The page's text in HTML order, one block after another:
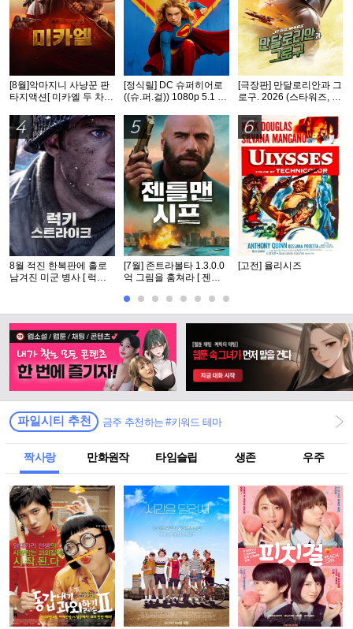
[8월]악마지니 사냥꾼 판
타지액션[ 미카엘 두 차원
[정식릴] DC 슈퍼히어로
((슈.퍼.걸)) 1080p 5.1 공
[극장판] 만달로리안과 그
로구. 2026 (스타워즈, 12
4
8월 적진 한복판에 홀로
남겨진 미군 병사 [ 럭키
5
[7월] 존트라볼타 1.3.0.0
억 그림을 훔쳐라 [ 젠틀
6
[고전] 율리시즈
파일시티 추천 금주 추천하는 #키워드 테마
짝사랑 만화원작 타임슬립 생존 우주